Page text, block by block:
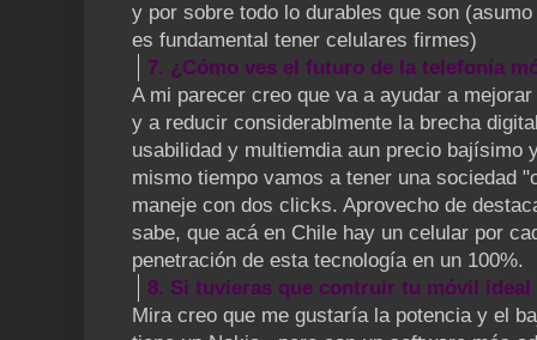
y por sobre todo lo durables que son
es fundamental tener celulares firmes)
7. ¿Cómo ves el futuro de la telefonía
A mi parecer creo que va a ayudar a
y a reducir considerablmente la brecha
usabilidad y multiemdia aun precio bajísimo
mismo tiempo vamos a tener una sociedad
maneje con dos clicks. Aprovecho de
sabe, que acá en Chile hay un celular por
penetración de esta tecnología en un 100%.
8. Si tuvieras que contruir tu móvil ideal
Mira creo que me gustaría la potencia y el